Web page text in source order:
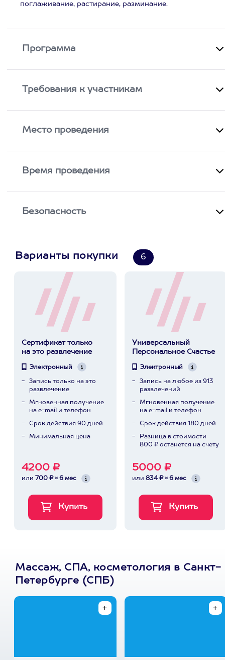
поглаживание, растирание, разминание.
Программа
Требования к участникам
Место проведения
Время проведения
Безопасность
Варианты покупки 6
Сертификат только
на это развлечение
Электронный
Запись только на это
развлечение
Мгновенная получение
на e-mail и телефон
Срок действия 90 дней
Минимальная цена
4200 ₽
или 700 ₽ × 6 мес
Универсальный
Персональное Счастье
Электронный
Запись на любое из 913
развлечений
Мгновенная получение
на e-mail и телефон
Срок действия 180 дней
Разница в стоимости
800 ₽ останется на счету
5000 ₽
или 834 ₽ × 6 мес
Массаж, СПА, косметология в Санкт-
Петербурге (СПБ)